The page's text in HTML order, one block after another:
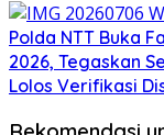
Polda NTT Buka
2026, Tegaskan
Lolos Verifikasi